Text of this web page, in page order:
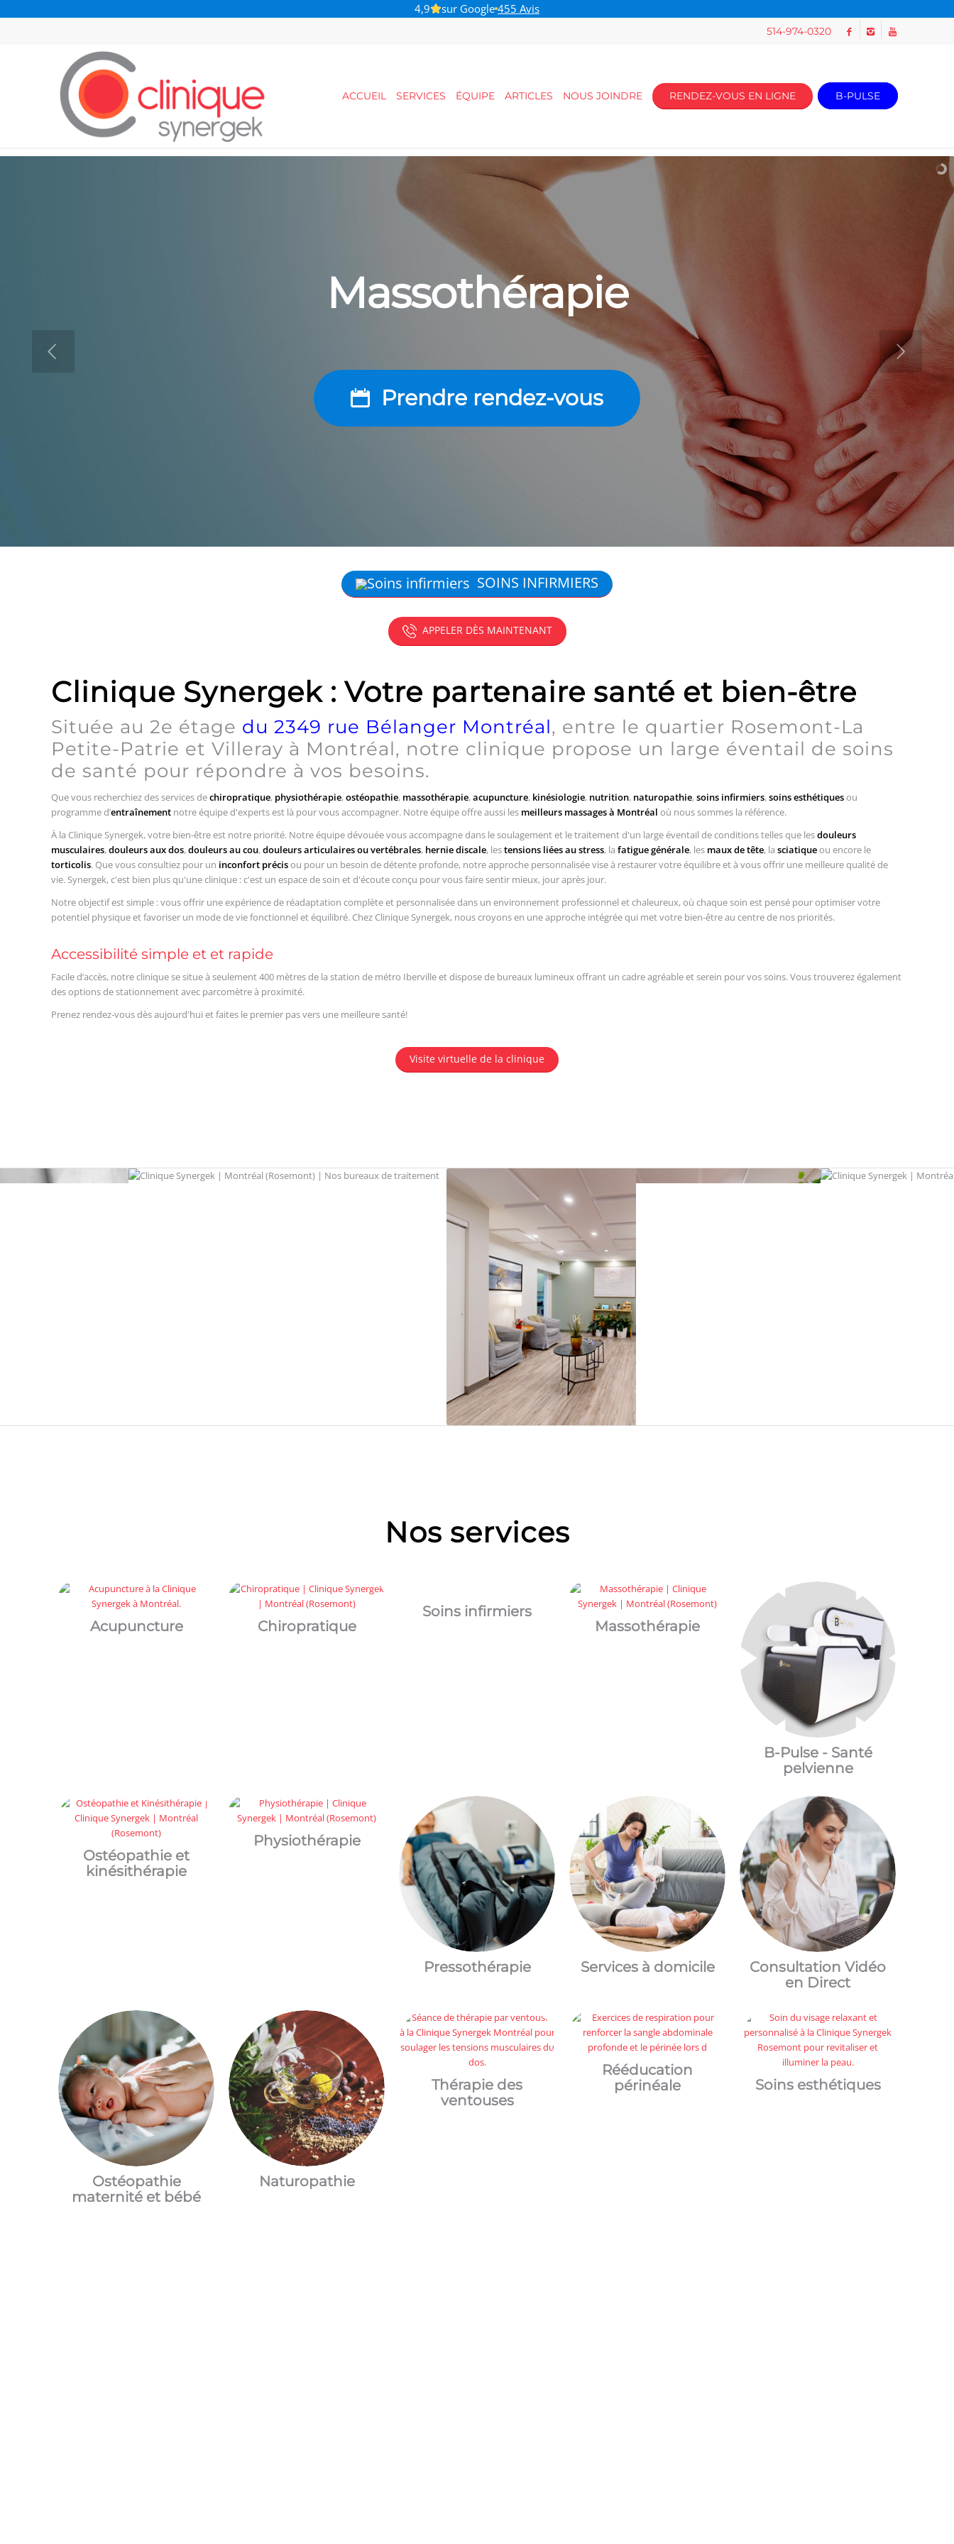
B-Pulse - Pour votre santé pelvienne
514-974-0320
ACCUEIL SERVICES ÉQUIPE ARTICLES NOUS JOINDRE RENDEZ-VOUS EN LIGNE B-PULSE
Massothérapie
Prendre rendez-vous
SOINS INFIRMIERS
APPELER DÈS MAINTENANT
Clinique Synergek : Votre partenaire santé et bien-être
Située au 2e étage du 2349 rue Bélanger Montréal, entre le quartier Rosemont-La
Petite-Patrie et Villeray à Montréal, notre clinique propose un large éventail de soins
de santé pour répondre à vos besoins.
Que vous recherchiez des services dechiropratique, physiothérapie,ostéopathie, massothérapie,acupuncture, kinésiologie, nutrition, naturopathie,soins infirmiers,soins esthétiquesou
programme d’entraînement notre équipe d'experts est là pour vous accompagner. Notre équipe offre aussi les meilleurs massages à Montréal où nous sommes la référence.
À la Clinique Synergek, votre bien-être est notre priorité. Notre équipe dévouée vous accompagne dans le soulagement et le traitement d'un large éventail de conditions telles que lesdouleurs
musculaires,douleurs aux dos,douleurs au cou,douleurs articulaires ou vertébrales, hernie discale, lestensions liées au stress, la fatigue générale, les maux de tête, la sciatiqueou encore le
torticolis. Que vous consultiez pour un inconfort précisou pour un besoin de détente profonde, notre approche personnalisée vise à restaurer votre équilibre et à vous offrir une meilleure qualité de
vie. Synergek, c'est bien plus qu'une clinique : c'est un espace de soin et d'écoute conçu pour vous faire sentir mieux, jour après jour.
Notre objectif est simple : vous offrir une expérience de réadaptation complète et personnalisée dans un environnement professionnel et chaleureux, où chaque soin est pensé pour optimiser votre
potentiel physique et favoriser un mode de vie fonctionnel et équilibré. Chez Clinique Synergek, nous croyons en une approche intégrée qui met votre bien-être au centre de nos priorités.
Accessibilité simple et et rapide
Facile d’accès, notre clinique se situe à seulement 400 mètres de la station de métro Iberville et dispose de bureaux lumineux offrant un cadre agréable et serein pour vos soins. Vous trouverez également
des options de stationnement avec parcomètre à proximité.
Prenez rendez-vous dès aujourd'hui et faites le premier pas vers une meilleure santé!
Visite virtuelle de la clinique
Nos services
Acupuncture Chiropratique
Soins infirmiers
Massothérapie
B-Pulse - Santé
pelvienne
Ostéopathie et
kinésithérapie
Physiothérapie
Pressothérapie Services à domicile
Consultation Vidéo
en Direct
Ostéopathie
maternité et bébé
Naturopathie
Thérapie des
ventouses
Rééducation
périnéale
Soins esthétiques